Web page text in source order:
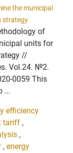
the municipal
strategy
of
units for
//
Vol.24. №2.
0059 This
...
efficiency
tariff ,
,
, energy